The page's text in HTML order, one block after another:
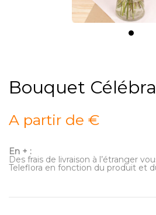
Bouquet
A partir de €
En + :
Des frais de livraison à l’étranger
Teleflora en fonction du produit et